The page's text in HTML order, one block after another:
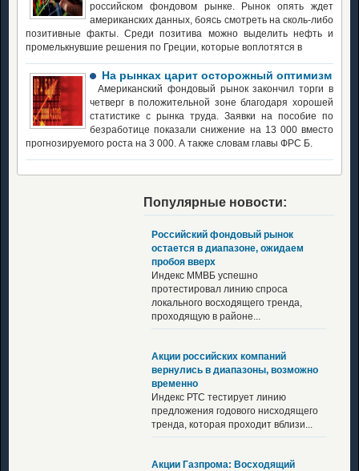
российском фондовом рынке. Рынок опять ждет
американских данных, боясь смотреть на сколь-либо
позитивные факты. Среди позитива можно выделить нефть и
промелькнувшие решения по Греции, которые воплотятся в
На рынках царит осторожный оптимизм
Американский фондовый рынок закончил торги в
четверг в положительной зоне благодаря хорошей
статистике с рынка труда. Заявки на пособие по
безработице показали снижение на 13 000 вместо
прогнозируемого роста на 3 000. А также словам главы ФРС Б.
Популярные новости:
Российский фондовый рынок
остается в диапазоне, ожидаем
пробоя вверх
Индекс ММВБ успешно
протестировал линию спроса
локального восходящего тренда,
проходящую в районе...
Акции российских компаний
вернулись в диапазоны, возможно
временно
Индекс РТС тестирует линию
предложения годового нисходящего
тренда, которая проходит вблизи...
Акции Газпрома: Восходящий